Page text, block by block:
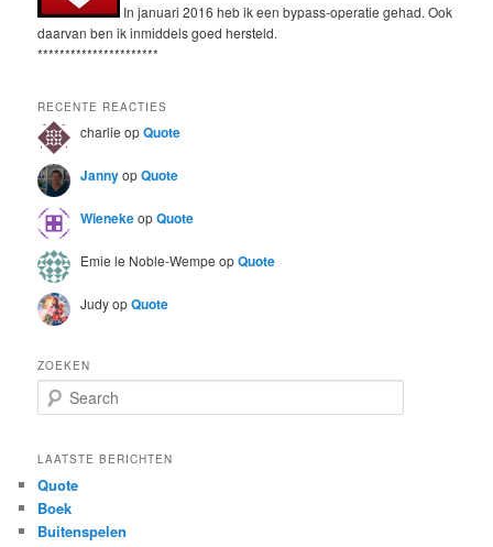
In januari 2016 heb ik een bypass-operatie gehad. Ook
daarvan ben ik inmiddels goed hersteld.
**********************
RECENTE REACTIES
charlie opQuote
JannyopQuote
WienekeopQuote
Emie le Noble-Wempe opQuote
JudyopQuote
ZOEKEN
e
r
h
LAATSTE BERICHTEN
Quote
Boek
Buitenspelen